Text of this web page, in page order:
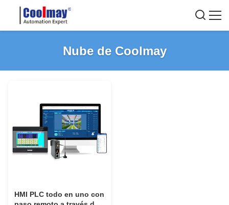
Nube de Coolmay
HMI PLC todo en uno con